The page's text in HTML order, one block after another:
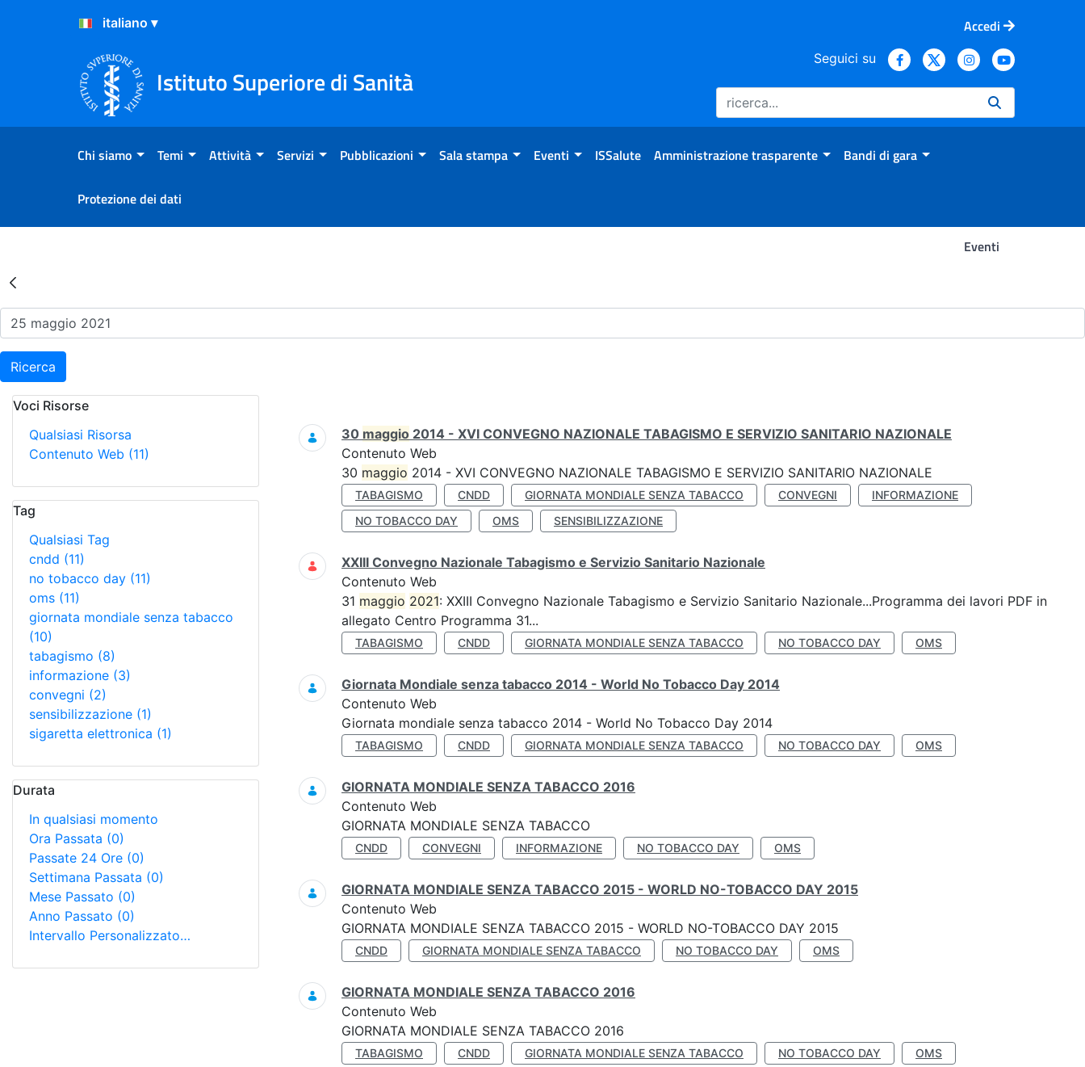
Salta al Contenuto
Salta al Footer
Accedi
Istituto Superiore di Sanità
Seguici su
Chi siamo Temi Attività Servizi Pubblicazioni Sala stampa Eventi ISSalute Amministrazione trasparente Bandi di gara
Protezione dei dati
Eventi
Risultati della Ricerca - Eventi
Ricerca
Voci Risorse
Qualsiasi Risorsa
Contenuto Web (11)
Tag
Qualsiasi Tag
cndd (11)
no tobacco day (11)
oms (11)
giornata mondiale senza tabacco
(10)
tabagismo (8)
informazione (3)
convegni (2)
sensibilizzazione (1)
sigaretta elettronica (1)
Durata
In qualsiasi momento
Ora Passata (0)
Passate 24 Ore (0)
Settimana Passata (0)
Mese Passato (0)
Anno Passato (0)
Intervallo Personalizzato…
Ricerca
30 maggio 2014 - XVI CONVEGNO NAZIONALE TABAGISMO E SERVIZIO SANITARIO NAZIONALE
Contenuto Web
30 maggio 2014 - XVI CONVEGNO NAZIONALE TABAGISMO E SERVIZIO SANITARIO NAZIONALE
TABAGISMO CNDD GIORNATA MONDIALE SENZA TABACCO CONVEGNI
INFORMAZIONE
NO TOBACCO DAY
OMS SENSIBILIZZAZIONE
XXIII Convegno Nazionale Tabagismo e Servizio Sanitario Nazionale
Contenuto Web
31 maggio 2021: XXIII Convegno Nazionale Tabagismo e Servizio Sanitario Nazionale...Programma dei lavori PDF in
allegato Centro Programma 31...
TABAGISMO CNDD GIORNATA MONDIALE SENZA TABACCO NO TOBACCO DAY OMS
Giornata Mondiale senza tabacco 2014 - World No Tobacco Day 2014
Contenuto Web
Giornata mondiale senza tabacco 2014 - World No Tobacco Day 2014
TABAGISMO CNDD GIORNATA MONDIALE SENZA TABACCO NO TOBACCO DAY OMS
GIORNATA MONDIALE SENZA TABACCO 2016
Contenuto Web
GIORNATA MONDIALE SENZA TABACCO
CNDD CONVEGNI INFORMAZIONE NO TOBACCO DAY OMS
GIORNATA MONDIALE SENZA TABACCO 2015 - WORLD NO-TOBACCO DAY 2015
Contenuto Web
GIORNATA MONDIALE SENZA TABACCO 2015 - WORLD NO-TOBACCO DAY 2015
CNDD GIORNATA MONDIALE SENZA TABACCO NO TOBACCO DAY OMS
GIORNATA MONDIALE SENZA TABACCO 2016
Contenuto Web
GIORNATA MONDIALE SENZA TABACCO 2016
TABAGISMO CNDD GIORNATA MONDIALE SENZA TABACCO NO TOBACCO DAY OMS